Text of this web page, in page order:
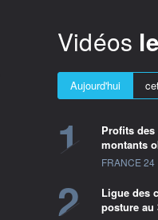
Vidéos
Aujourd'hui
1
Profits
montants
information
FRANCE 24
2
Ligue des
posture